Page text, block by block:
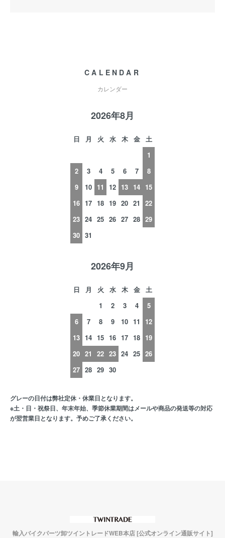
CALENDAR
カレンダー
2026年8月
日 月 火 水 木 金
土
1
2
3 4 5 6 7
8
9
10 11 12 13 14 15
16 17 18 19 20 21
22
23 24 25 26 27 28 29
30 31
2026年9月
日 月 火 水 木 金
土
1
2 3 4
5
6
7 8 9 10 11
12
13 14 15 16 17 18 19
20 21 22 23 24 25 26
27 28 29 30
グレーの日付は弊社定休・休業日となります。
※土・日・祝祭日、年末年始、季節休業期間はメールや商品の発送等の対応
が翌営業日となります。予めご了承ください。
輸入バイクパーツ卸ツイントレードWEB本店 [公式オンライン通販サイト]